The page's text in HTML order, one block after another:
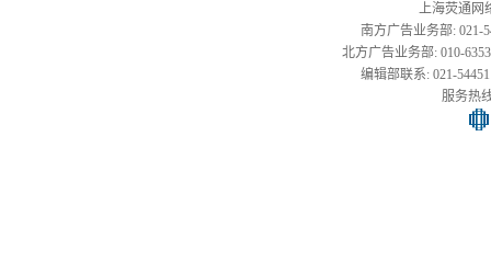
上海荧通网
南方广告业务部: 021-
北方广告业务部: 010-
编辑部联系: 021-
服务热